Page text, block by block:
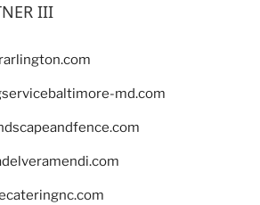
III
md.com